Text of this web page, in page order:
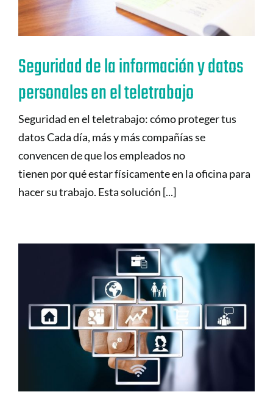
Seguridad de la información y datos
personales en el teletrabajo
Seguridad en el teletrabajo: cómo proteger tus
datos Cada día, más y más compañías se
convencen de que los empleados no
tienen por qué estar físicamente en la oficina para
hacer su trabajo. Esta solución [...]